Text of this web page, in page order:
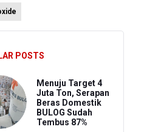
1-1
Toleransi bagi Pelanggaran
POSTS
Menuju Target 4
Juta Ton, Serapan
Beras Domestik
BULOG Sudah
Tembus 87%